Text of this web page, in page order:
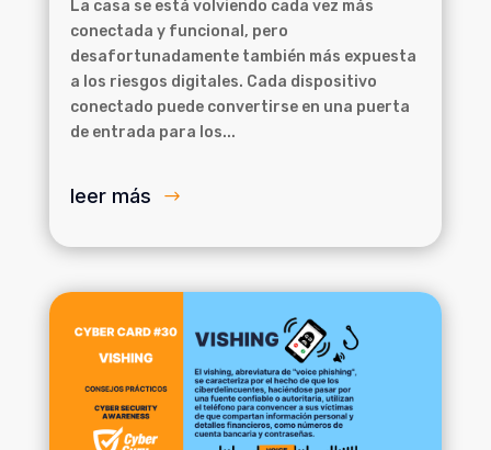
La casa se está volviendo cada vez más
conectada y funcional, pero
desafortunadamente también más expuesta
a los riesgos digitales. Cada dispositivo
conectado puede convertirse en una puerta
de entrada para los...
leer más